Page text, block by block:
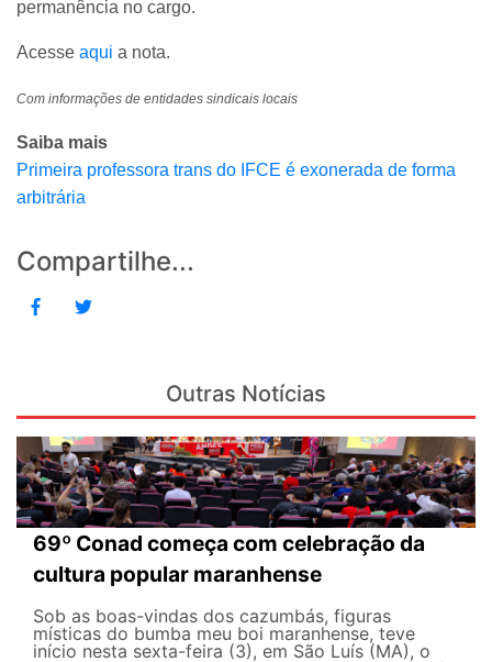
permanência no cargo.
Acesse aqui a nota.
Com informações de entidades sindicais locais
Saiba mais
Primeira professora trans do IFCE é exonerada de forma
arbitrária
Compartilhe...
Outras Notícias
69º Conad começa com celebração da
cultura popular maranhense
Sob as boas-vindas dos cazumbás, figuras
místicas do bumba meu boi maranhense, teve
início nesta sexta-feira (3), em São Luís (MA), o